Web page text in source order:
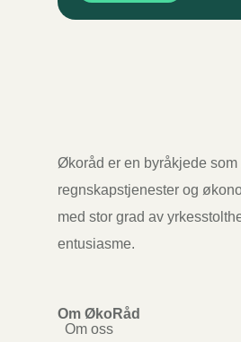
Økoråd er en byråkjede som
regnskapstjenester og
med stor grad av
entusiasme.
Om ØkoRåd
Om oss